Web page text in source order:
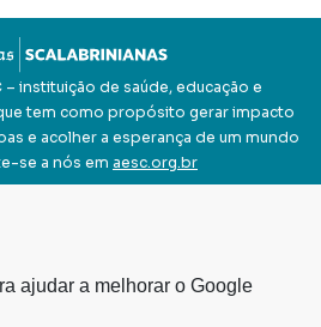
– instituição de saúde, educação e
tem como propósito gerar impacto
e acolher a esperança de um mundo
se a nós em aesc.org.br
ajudar a melhorar o Google